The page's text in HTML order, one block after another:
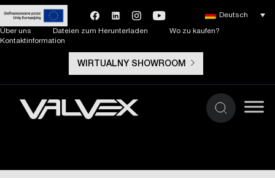
Über uns Dateien zum Herunterladen
Wo zu kaufen?
Kontaktinformation
WIRTUALNY SHOWROOM
Deutsch